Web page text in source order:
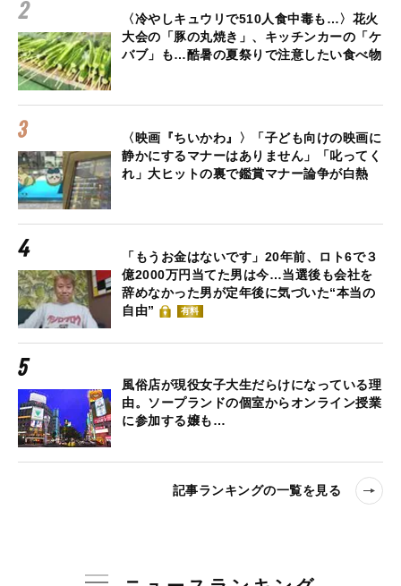
〈冷やしキュウリで510人食中毒も…〉花火
大会の「豚の丸焼き」、キッチンカーの「ケ
バブ」も…酷暑の夏祭りで注意したい食べ物
〈映画『ちいかわ』〉「子ども向けの映画に
静かにするマナーはありません」「叱ってく
れ」大ヒットの裏で鑑賞マナー論争が白熱
「もうお金はないです」20年前、ロト6で３
億2000万円当てた男は今…当選後も会社を
辞めなかった男が定年後に気づいた“本当の
自由”
有料
風俗店が現役女子大生だらけになっている理
由。ソープランドの個室からオンライン授業
に参加する嬢も…
記事ランキングの一覧を見る